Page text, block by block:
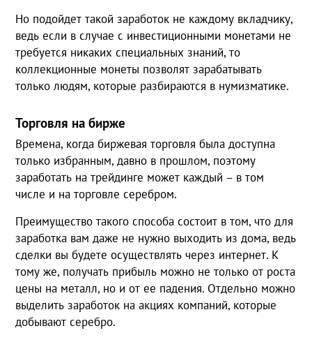
Но подойдет такой заработок не каждому вкладчику,
ведь если в случае с инвестиционными монетами не
требуется никаких специальных знаний, то
коллекционные монеты позволят зарабатывать
только людям, которые разбираются в нумизматике.
Торговля на бирже
Времена, когда биржевая торговля была доступна
только избранным, давно в прошлом, поэтому
заработать на трейдинге может каждый – в том
числе и на торговле серебром.
Преимущество такого способа состоит в том, что для
заработка вам даже не нужно выходить из дома, ведь
сделки вы будете осуществлять через интернет. К
тому же, получать прибыль можно не только от роста
цены на металл, но и от ее падения. Отдельно можно
выделить заработок на акциях компаний, которые
добывают серебро.